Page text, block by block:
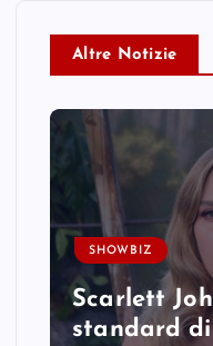
Altre Notizie
SHOWBIZ
Scarlett
standard